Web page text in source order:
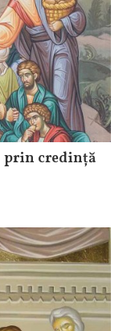
prin credință